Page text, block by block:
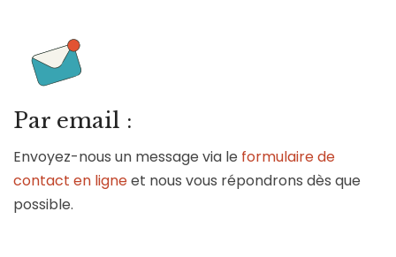
Par email :
Envoyez-nous un message via le formulaire de
contact en ligneet nous vous répondrons dès que
possible.